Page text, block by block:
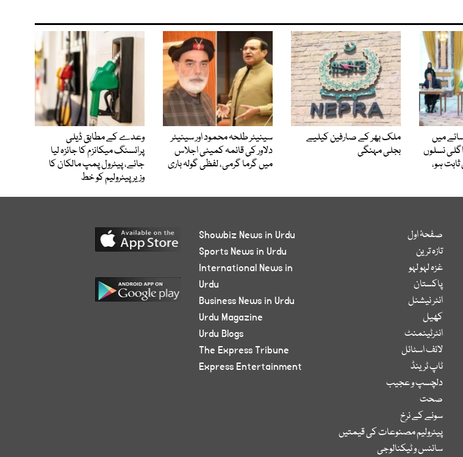
میں
نسلوں
ہو،
ملک بھر کے صارفین کیلیے
بجلی مہنگی
سینیٹر طلحہ محمود اور سینیٹر
دلاور کی قائمہ کمیٹی اجلاس
میں گرما گرمی، لفظی گولہ باری
وعدے کے مطابق ڈیلی
پرائسنگ میکانزم کا جائزہ لیا
جائے، پیٹرول پمپ مالکان کا
وزیرپیٹرولیم کو خط
صفحۂ اول
تازہ ترین
غزہ لہو لہو
پاکستان
انٹر نیشنل
کھیل
انٹرٹینمنٹ
لائف اسٹائل
ٹاپ ٹرینڈ
دلچسپ و عجیب
صحت
سونے کے نرخ
پیٹرولیم مصنوعات کی قیمتیں
سائنس و ٹیکنالوجی
Showbiz News in Urdu
Sports News in Urdu
International News in
Urdu
Business News in Urdu
Urdu Magazine
Urdu Blogs
The Express Tribune
Express Entertainment